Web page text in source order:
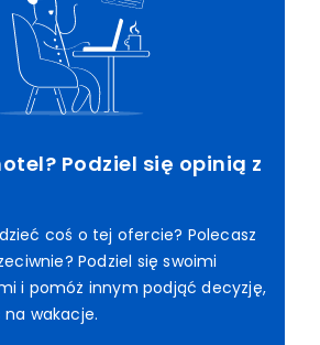
Podziel się opinią z
coś o tej ofercie? Polecasz
Podziel się swoimi
i pomóż innym podjąć decyzję,
wakacje.